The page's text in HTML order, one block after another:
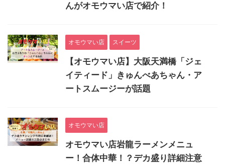
んがオモウマい店で紹介！
オモウマい店 スイーツ
【オモウマい店】大阪天満橋「ジェ
イティード」きゅんべあちゃん・ア
ートスムージーが話題
オモウマい店
オモウマい店岩龍ラーメンメニュ
ー！合体中華！？デカ盛り詳細注意